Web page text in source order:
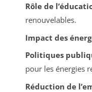
Rôle de
renouvelables.
Impact des
Politiques
pour les énergies
Réduction de